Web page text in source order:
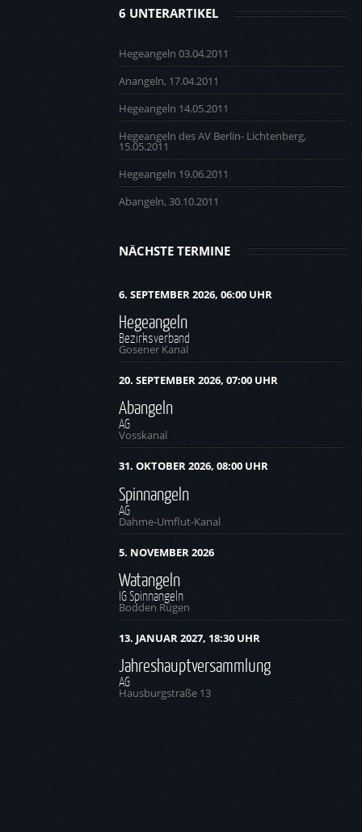
6 UNTERARTIKEL
Hegeangeln 03.04.2011
Anangeln, 17.04.2011
Hegeangeln 14.05.2011
Hegeangeln des AV Berlin- Lichtenberg,
15.05.2011
Hegeangeln 19.06.2011
Abangeln, 30.10.2011
NÄCHSTE TERMINE
6. SEPTEMBER 2026, 06:00 UHR
Hegeangeln
Bezirksverband
Gosener Kanal
20. SEPTEMBER 2026, 07:00 UHR
Abangeln
AG
Vosskanal
31. OKTOBER 2026, 08:00 UHR
Spinnangeln
AG
Dahme-Umflut-Kanal
5. NOVEMBER 2026
Watangeln
IG Spinnangeln
Bodden Rügen
13. JANUAR 2027, 18:30 UHR
Jahreshauptversammlung
AG
Hausburgstraße 13